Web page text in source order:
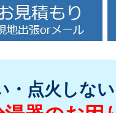
・点火しな